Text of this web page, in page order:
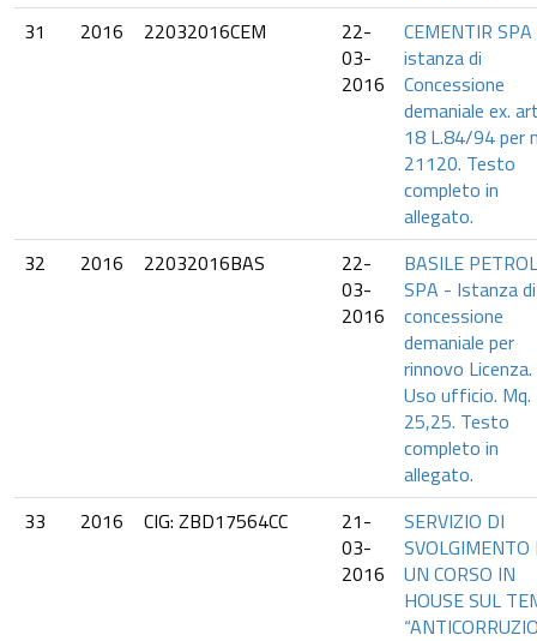
31
2016 22032016CEM
22-
03-
2016
CEMENTIR
istanza di
Concessione
demaniale ex.
18 L.84/94 per
21120. Testo
completo in
allegato.
32
2016 22032016BAS
22-
03-
2016
BASILE
SPA - Istanza di
concessione
demaniale per
rinnovo Licenza.
Uso ufficio. Mq.
25,25. Testo
completo in
allegato.
33
2016 CIG: ZBD17564CC
21-
03-
2016
SERVIZIO DI
SVOLGIMENTO
UN CORSO IN
HOUSE SUL